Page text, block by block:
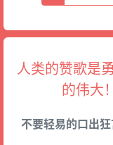
人类的赞歌是
的伟大
不要轻易的口出